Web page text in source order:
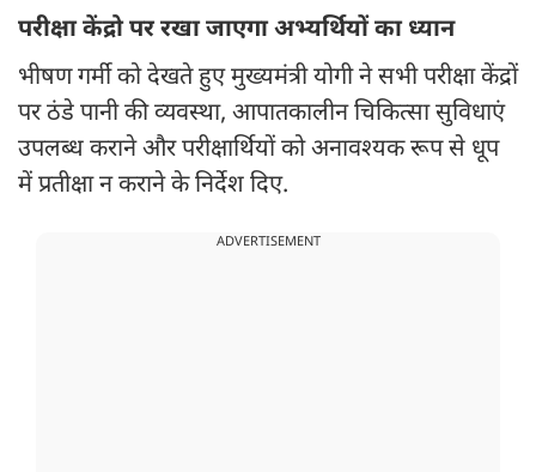
परीक्षा केंद्रो पर रखा जाएगा अभ्यर्थियों का ध्यान
भीषण गर्मी को देखते हुए मुख्यमंत्री योगी ने सभी परीक्षा केंद्रों
पर ठंडे पानी की व्यवस्था, आपातकालीन चिकित्सा सुविधाएं
उपलब्ध कराने और परीक्षार्थियों को अनावश्यक रूप से धूप
में प्रतीक्षा न कराने के निर्देश दिए.
ADVERTISEMENT